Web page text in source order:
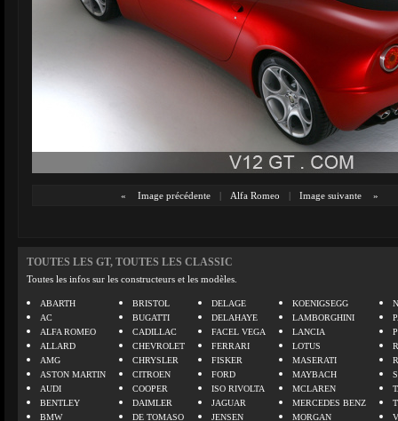
« Image précédente | Alfa Romeo | Image suivante »
TOUTES LES GT, TOUTES LES CLASSIC
Toutes les infos sur les constructeurs et les modèles.
ABARTH
AC
ALFA ROMEO
ALLARD
AMG
ASTON MARTIN
AUDI
BENTLEY
BMW
BRISTOL
BUGATTI
CADILLAC
CHEVROLET
CHRYSLER
CITROEN
COOPER
DAIMLER
DE TOMASO
DELAGE
DELAHAYE
FACEL VEGA
FERRARI
FISKER
FORD
ISO RIVOLTA
JAGUAR
JENSEN
KOENIGSEGG
LAMBORGHINI
LANCIA
LOTUS
MASERATI
MAYBACH
MCLAREN
MERCEDES BENZ
MORGAN